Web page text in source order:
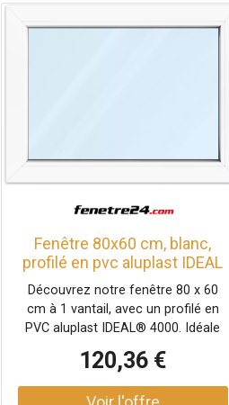
Fenêtre 80x60 cm, blanc,
profilé en pvc aluplast IDEAL
4000, 1 vantail vitrage fixe,
800x600 mm, configuration
personnalisée
Découvrez notre fenêtre 80 x 60
cm à 1 vantail, avec un profilé en
PVC aluplast IDEAL® 4000. Idéale
design moderne.
120,36 €